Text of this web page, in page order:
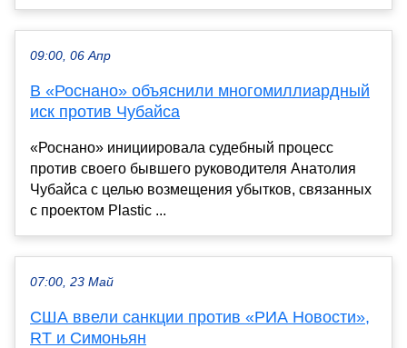
09:00, 06 Апр
В «Роснано» объяснили многомиллиардный
иск против Чубайса
«Роснано» инициировала судебный процесс
против своего бывшего руководителя Анатолия
Чубайса с целью возмещения убытков, связанных
с проектом Plastic ...
07:00, 23 Май
США ввели санкции против «РИА Новости»,
RT и Симоньян